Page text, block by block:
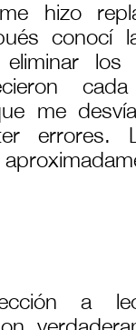
hizo
conocí
los
me
errores.
a